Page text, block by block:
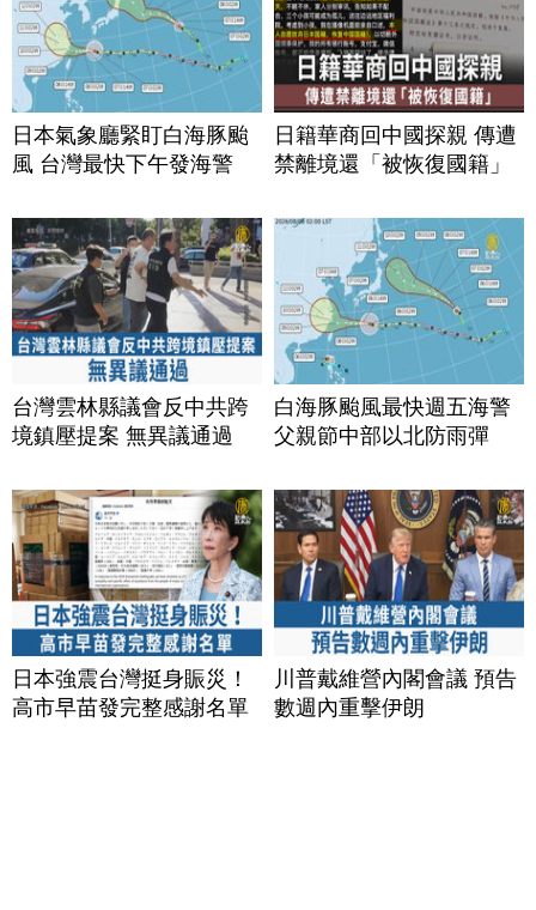
日本氣象廳緊盯白海豚颱
風 台灣最快下午發海警
日籍華商回中國探親 傳遭
禁離境還「被恢復國籍」
台灣雲林縣議會反中共跨
境鎮壓提案 無異議通過
白海豚颱風最快週五海警
父親節中部以北防雨彈
日本強震台灣挺身賑災！
高市早苗發完整感謝名單
川普戴維營內閣會議 預告
數週內重擊伊朗